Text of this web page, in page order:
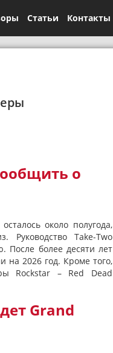
Статьи Контакты
о
около полугода,
Руководство Take-Two
После более десяти лет
на 2026 год. Кроме того,
Rockstar – Red Dead
Grand